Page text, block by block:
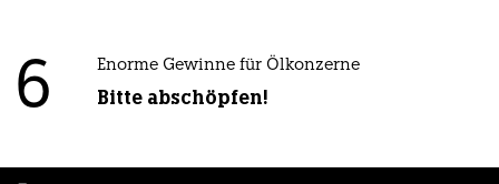
6 Enorme Gewinne für Ölkonzerne
Bitte abschöpfen!